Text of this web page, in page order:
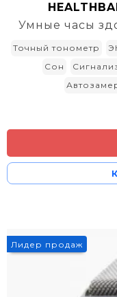
Умные часы
Точный тонометр
Сон
Лидер продаж